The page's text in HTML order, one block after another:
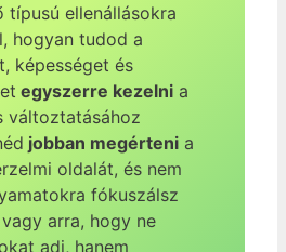
típusú ellenállásokra
hogyan tudod a
képességet és
egyszerre kezelni a
változtatásához
jobban megérteni a
oldalát, és nem
fókuszálsz
arra, hogy ne
adj, hanem